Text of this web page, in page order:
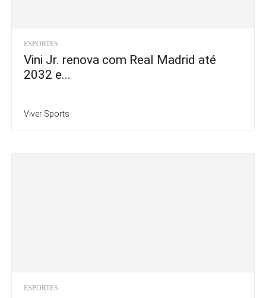
ESPORTES
Vini Jr. renova com Real Madrid até
2032 e...
Viver Sports
ESPORTES